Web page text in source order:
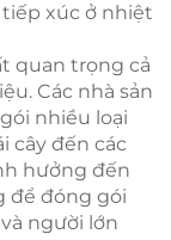
xúc ở nhiệt
quan trọng cả
Các nhà sản
nhiều loại
cây đến các
hưởng đến
để đóng gói
người lớn